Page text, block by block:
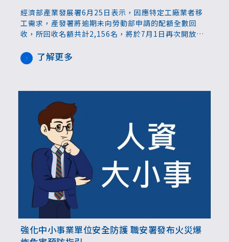
經濟部產業發展署6月25日表示，因應特定工廠業者移
工需求，產發署將逾期未向勞動部申請的配額全數回
收，所回收名額共計2,156名，將於7月1日再次開放申
了解更多
強化中小事業單位安全防護 職安署發布火災爆